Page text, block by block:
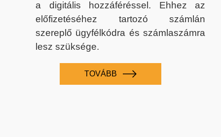
a digitális hozzáféréssel. Ehhez az
előfizetéséhez tartozó számlán
szereplő ügyfélkódra és számlaszámra
lesz szüksége.
TOVÁBB